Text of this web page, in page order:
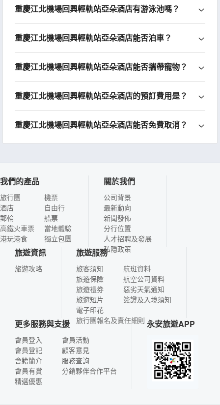
重慶江北機場回興輕軌站亞朵酒店有游泳池嗎？
重慶江北機場回興輕軌站亞朵酒店能否泊車？
重慶江北機場回興輕軌站亞朵酒店能否攜帶寵物？
重慶江北機場回興輕軌站亞朵酒店的預訂費用是？
重慶江北機場回興輕軌站亞朵酒店能否免費取消？
我們的產品
旅行團
酒店
郵輪
高鐵火車票
港玩港食
機票
自由行
船票
當地體驗
獨立包團
關於我們
公司背景
最新動向
新聞發佈
分行位置
人才招聘及發展
私隱政策
旅遊資訊
旅遊攻略
旅遊服務
旅客須知
旅遊保險
旅遊禮券
旅遊短片
電子印花
航班資料
航空公司資料
惡劣天氣通知
簽證及入境須知
旅行團報名及責任細則
更多服務與支援
會員登入
會員登記
會籍簡介
會員有賞
精選優惠
會員活動
顧客意見
服務查詢
分銷夥伴合作平台
永安旅遊APP